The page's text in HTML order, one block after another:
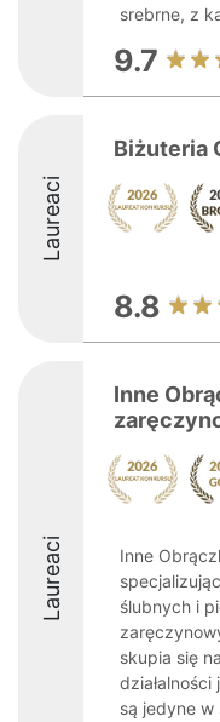
srebrne, z
9.7
Laureaci
Biżuteria
8.8
Laureaci
Inne
Inne
ślubnych i
skupia się
są jedyne